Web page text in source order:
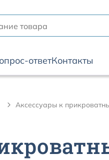
ответКонтакты
Аксессуары к